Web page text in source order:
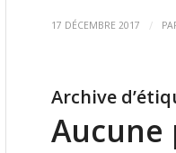
17 DÉCEMBRE 2017 /
Archive
Aucune